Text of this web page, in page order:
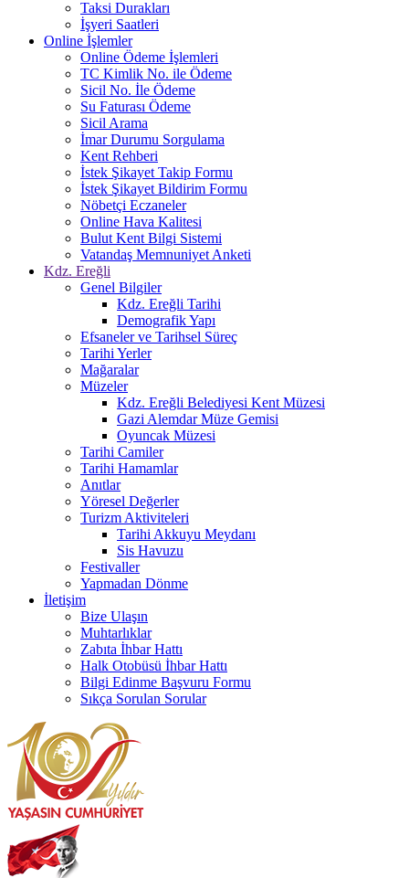
Taksi Durakları
İşyeri Saatleri
Online İşlemler
Online Ödeme İşlemleri
TC Kimlik No. ile Ödeme
Sicil No. İle Ödeme
Su Faturası Ödeme
Sicil Arama
İmar Durumu Sorgulama
Kent Rehberi
İstek Şikayet Takip Formu
İstek Şikayet Bildirim Formu
Nöbetçi Eczaneler
Online Hava Kalitesi
Bulut Kent Bilgi Sistemi
Vatandaş Memnuniyet Anketi
Kdz. Ereğli
Genel Bilgiler
Kdz. Ereğli Tarihi
Demografik Yapı
Efsaneler ve Tarihsel Süreç
Tarihi Yerler
Mağaralar
Müzeler
Kdz. Ereğli Belediyesi Kent Müzesi
Gazi Alemdar Müze Gemisi
Oyuncak Müzesi
Tarihi Camiler
Tarihi Hamamlar
Anıtlar
Yöresel Değerler
Turizm Aktiviteleri
Tarihi Akkuyu Meydanı
Sis Havuzu
Festivaller
Yapmadan Dönme
İletişim
Bize Ulaşın
Muhtarlıklar
Zabıta İhbar Hattı
Halk Otobüsü İhbar Hattı
Bilgi Edinme Başvuru Formu
Sıkça Sorulan Sorular